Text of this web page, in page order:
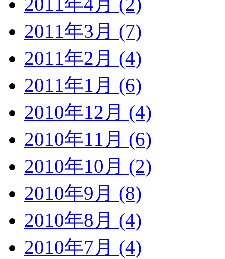
2011年3月 (7)
2011年2月 (4)
2011年1月 (6)
2010年12月 (4)
2010年11月 (6)
2010年10月 (2)
2010年9月 (8)
2010年8月 (4)
2010年7月 (4)